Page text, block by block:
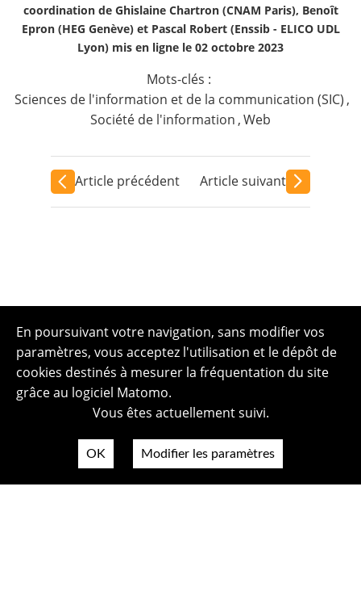
coordination de Ghislaine Chartron (CNAM Paris), Benoît
Epron (HEG Genève) et Pascal Robert (Enssib - ELICO UDL
Lyon) mis en ligne le 02 octobre 2023
Mots-clés :
Sciences de l'information et de la communication (SIC) ,
Société de l'information ,Web
Article précédent Article suivant
En poursuivant votre navigation, sans modifier vos
paramètres, vous acceptez l'utilisation et le dépôt de
cookies destinés à mesurer la fréquentation du site
grâce au logiciel Matomo.
Vous êtes actuellement suivi.
OK Modifier les paramètres